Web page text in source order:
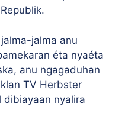
jalma anu
éta nyaéta
anu ngagaduhan
TV Herbster
dibiayaan nyalira